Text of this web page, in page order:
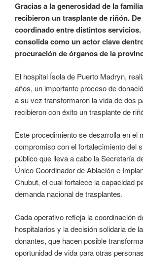
Gracias a la generosidad de la
recibieron un trasplante de riñón.
coordinado entre distintos
consolida como un actor clave
procuración de órganos de la
El hospital Ísola de Puerto Madryn,
años, un importante proceso de
a su vez transformaron la vida de dos
recibieron con éxito un trasplante de
Este procedimiento se desarrolla en el
compromiso con el fortalecimiento del
público que lleva a cabo la Secretaría
Único Coordinador de Ablación e
Chubut, el cual fortalece la capacidad
demanda nacional de trasplantes.
Cada operativo refleja la coordinación
hospitalarios y la decisión solidaria de
donantes, que hacen posible
oportunidad de vida para otras